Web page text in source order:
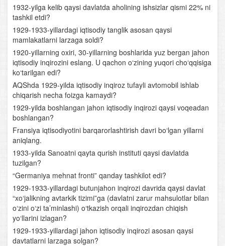
Demokratik fuqarolik jamiyatini shakllanishi
O‘zbekiston taraqqiyotining ijtimoiy-siyosiy aspektlari
Iqtisodiy islohotlar. Bozor iqtisodiyotiga o‘tish
O‘zbekistonda ta’lim va madaniyat
O‘zbekistonni xalqaro hamjamiyatga kirishi
1932-yilga kelib qaysi davlatda aholining ishsizlar qismi 22% ni
tashkil etdi?
1929-1933-yillardagi iqtisodiy tanglik asosan qaysi
mamlakatlarni larzaga soldi?
1920-yillarning oxiri, 30-yillarning boshlarida yuz bergan jahon
iqtisodiy inqirozini eslang. U qachon o‘zining yuqori cho‘qqisiga
ko‘tarilgan edi?
AQShda 1929-yilda iqtisodiy inqiroz tufayli avtomobil ishlab
chiqarish necha foizga kamaydi?
1929-yilda boshlangan jahon iqtisodiy inqirozi qaysi voqeadan
boshlangan?
Fransiya iqtisodiyotini barqarorlashtirish davri bo‘lgan yillarni
aniqlang.
1933-yilda Sanoatni qayta qurish instituti qaysi davlatda
tuzilgan?
“Germaniya mehnat fronti” qanday tashkilot edi?
1929-1933-yillardagi butunjahon inqirozi davrida qaysi davlat
“xo‘jalikning avtarkik tizimi”ga (davlatni zarur mahsulotlar bilan
o‘zini o‘zi ta’minlashi) o‘tkazish orqali inqirozdan chiqish
yo‘llarini izlagan?
1929-1933-yillardagi jahon iqtisodiy inqirozi asosan qaysi
davtatlarni larzaga solgan?